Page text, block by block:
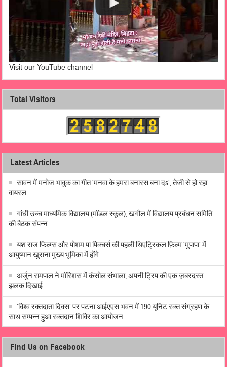
Visit our YouTube channel
Total Visitors
Latest Articles
सावन में मनोज भावुक का गीत ‘मनवा के हमरा बनारस बना दs’, तेजी से हो रहा
वायरल
गांधी उच्च माध्यमिक विद्यालय (मॉडल स्कूल), खगौल में विद्यालय प्रबंधन समिति
की बैठक संपन्न
यश राज फिल्म्स और पोशम पा पिक्चर्स की पहली थिएट्रिकल फ़िल्म ‘मुपापा’ में
आयुष्मान खुराना मुख्य भूमिका में होंगे
अर्जुन रामपाल ने मॉरिशस में कंसोल संभाला, अपनी ट्रिप की एक ज़बरदस्त
झलक दिखाई
‘विश्व रक्तदाता दिवस’ पर पटना आईएएस भवन में 190 यूनिट रक्त संग्रहण के
साथ सम्पन्न हुआ रक्तदान शिविर का आयोजन
Find Us on Facebook